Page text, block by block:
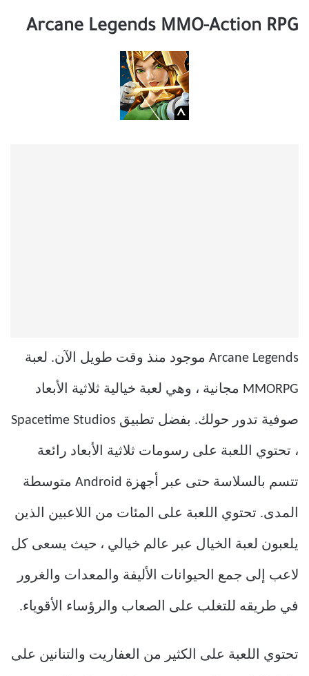
Arcane Legends MMO-Action RPG
Arcane Legends موجود منذ وقت طويل الآن. لعبة
MMORPG مجانية ، وهي لعبة خيالية ثلاثية الأبعاد
صوفية تدور حولك. بفضل تطبيق Spacetime Studios
، تحتوي اللعبة على رسومات ثلاثية الأبعاد رائعة
تتسم بالسلاسة حتى عبر أجهزة Android متوسطة
المدى. تحتوي اللعبة على المئات من اللاعبين الذين
يلعبون لعبة الخيال عبر عالم خيالي ، حيث يسعى كل
لاعب إلى جمع الحيوانات الأليفة والمعدات والغرور
في طريقه للتغلب على الصعاب والرؤساء الأقوياء.
تحتوي اللعبة على الكثير من العفاريت والتنانين على